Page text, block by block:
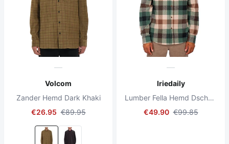
Volcom
Zander Hemd Dark Khaki
€26.95 €89.95
Iriedaily
Lumber Fella Hemd Dschungel Grün
€49.90 €99.85